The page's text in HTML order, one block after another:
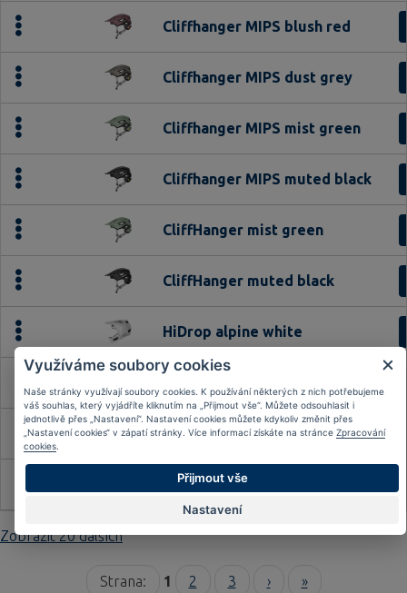
Cliffhanger MIPS blush red
Cliffhanger MIPS dust grey
Cliffhanger MIPS mist green
Cliffhanger MIPS muted black
CliffHanger mist green
CliffHanger muted black
HiDrop alpine white
HiDrop blush red
HiDrop dust grey
Zobrazit20 dalších
Strana: 1 2 3 › »
Využíváme soubory cookies
Naše stránky využívají soubory cookies. K používání některých z nich potřebujeme
váš souhlas, který vyjádříte kliknutím na „Přijmout vše“. Můžete odsouhlasit i
jednotlivě přes „Nastavení“. Nastavení cookies můžete kdykoliv změnit přes
„Nastavení cookies“ v zápatí stránky. Více informací získáte na stránce Zpracování
cookies
Přijmout vše
Nastavení